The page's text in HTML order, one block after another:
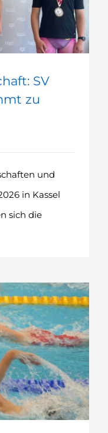
SV
zu
und
in Kassel
sich die